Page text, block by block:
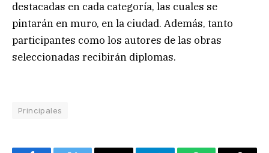
destacadas en cada categoría, las cuales se
pintarán en muro, en la ciudad. Además, tanto
participantes como los autores de las obras
seleccionadas recibirán diplomas.
Principales